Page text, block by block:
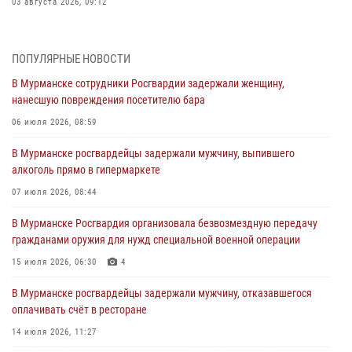
комиссий в преддверии выборов
31 июля 2026, 08:48 3
Сотрудники Росгвардии задержали мужчину, не оплатившего счет в
30 июля 2026, 14:09
В Управлении Росгвардии по Мурманской области прошло пожарно-
30 июля 2026, 14:05
В Управлении Росгвардии по Мурманской области состоялось
равноапостольного великого князя Владимира
29 июля 2026, 12:17 4
ПОПУЛЯРНЫЕ НОВОСТИ
В Мурманске сотрудники Росгвардии задержали женщину,
нанесшую повреждения посетителю бара
06 июля 2026, 08:59
В Мурманске росгвардейцы задержали мужчину, выпившего
алкоголь прямо в гипермаркете
07 июля 2026, 08:44
В Мурманске Росгвардия организовала безвозмездную передачу
гражданами оружия для нужд специальной военной операции
15 июля 2026, 06:30 4
В Мурманске росгвардейцы задержали мужчину, отказавшегося
оплачивать счёт в ресторане
14 июля 2026, 11:27